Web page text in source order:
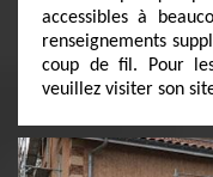
accessibles à
renseignements
coup de fil. Pour
veuillez visiter son